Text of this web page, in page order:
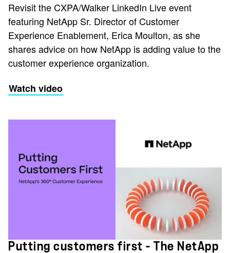
Revisit the CXPA/Walker LinkedIn Live event
featuring NetApp Sr. Director of Customer
Experience Enablement, Erica Moulton, as she
shares advice on how NetApp is adding value to the
customer experience organization.
Watch video
Putting customers first - The NetApp